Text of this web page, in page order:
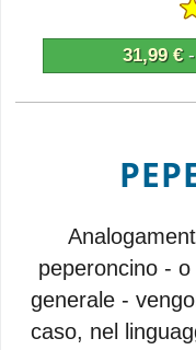
31,99 €-
peperoncino -
generale -
caso, nel